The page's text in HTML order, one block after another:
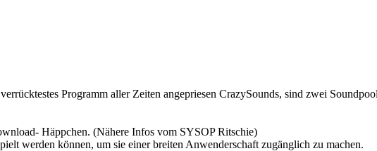
Programm aller Zeiten angepriesen CrazySounds, sind zwei
Häppchen. (Nähere Infos vom SYSOP Ritschie)
werden können, um sie einer breiten Anwenderschaft zugänglich zu machen.